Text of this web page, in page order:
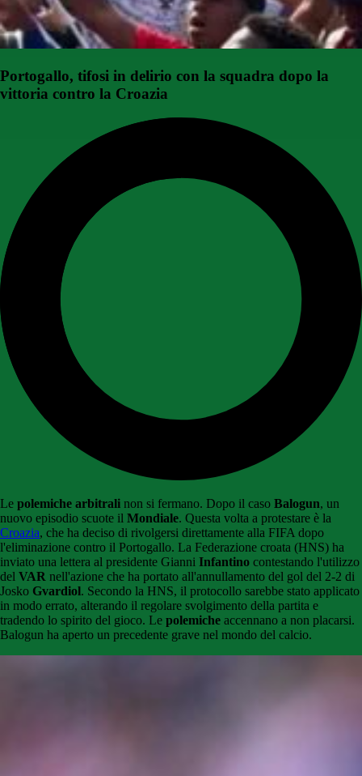
Portogallo, tifosi in delirio con la squadra dopo la
vittoria contro la Croazia
Le polemiche arbitrali non si fermano. Dopo il caso Balogun, un
nuovo episodio scuote il Mondiale. Questa volta a protestare è la
Croazia, che ha deciso di rivolgersi direttamente alla FIFA dopo
l'eliminazione contro il Portogallo. La Federazione croata (HNS) ha
inviato una lettera al presidente Gianni Infantino contestando l'utilizzo
del VAR nell'azione che ha portato all'annullamento del gol del 2-2 di
Josko Gvardiol. Secondo la HNS, il protocollo sarebbe stato applicato
in modo errato, alterando il regolare svolgimento della partita e
tradendo lo spirito del gioco. Le polemiche accennano a non placarsi.
Balogun ha aperto un precedente grave nel mondo del calcio.